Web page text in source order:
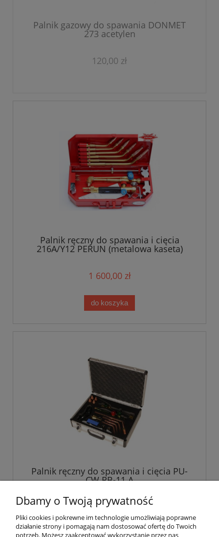
Palnik gazowy do spawania DONMET
273 acetylen
120,00 zł
Palnik ręczny do spawania i cięcia
216A/Y12 PERUN (metalowa kaseta)
1 600,00 zł
do koszyka
Palnik ręczny do spawania i cięcia PU-
CW RB-11 A
608,00 zł
Dbamy o Twoją prywatność
Pliki cookies i pokrewne im technologie umożliwiają poprawne
działanie strony i pomagają nam dostosować ofertę do Twoich
potrzeb. Możesz zaakceptować wykorzystanie przez nas